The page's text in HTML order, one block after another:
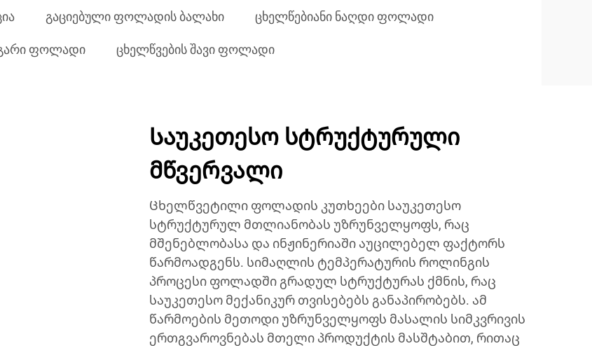
გაციებული ფოლადის ბალახი ცხელწებიანი ნაღდი ფოლადი
ფოლადი ცხელწვების შავი ფოლადი
Საუკეთესო სტრუქტურული
მწვერვალი
Ცხელწვეტილი ფოლადის კუთხეები საუკეთესო
სტრუქტურულ მთლიანობას უზრუნველყოფს, რაც
მშენებლობასა და ინჟინერიაში აუცილებელ ფაქტორს
წარმოადგენს. სიმაღლის ტემპერატურის როლინგის
პროცესი ფოლადში გრადულ სტრუქტურას ქმნის, რაც
საუკეთესო მექანიკურ თვისებებს განაპირობებს. ამ
წარმოების მეთოდი უზრუნველყოფს მასალის სიმკვრივის
ერთგვაროვნებას მთელი პროდუქტის მასშტაბით, რითაც